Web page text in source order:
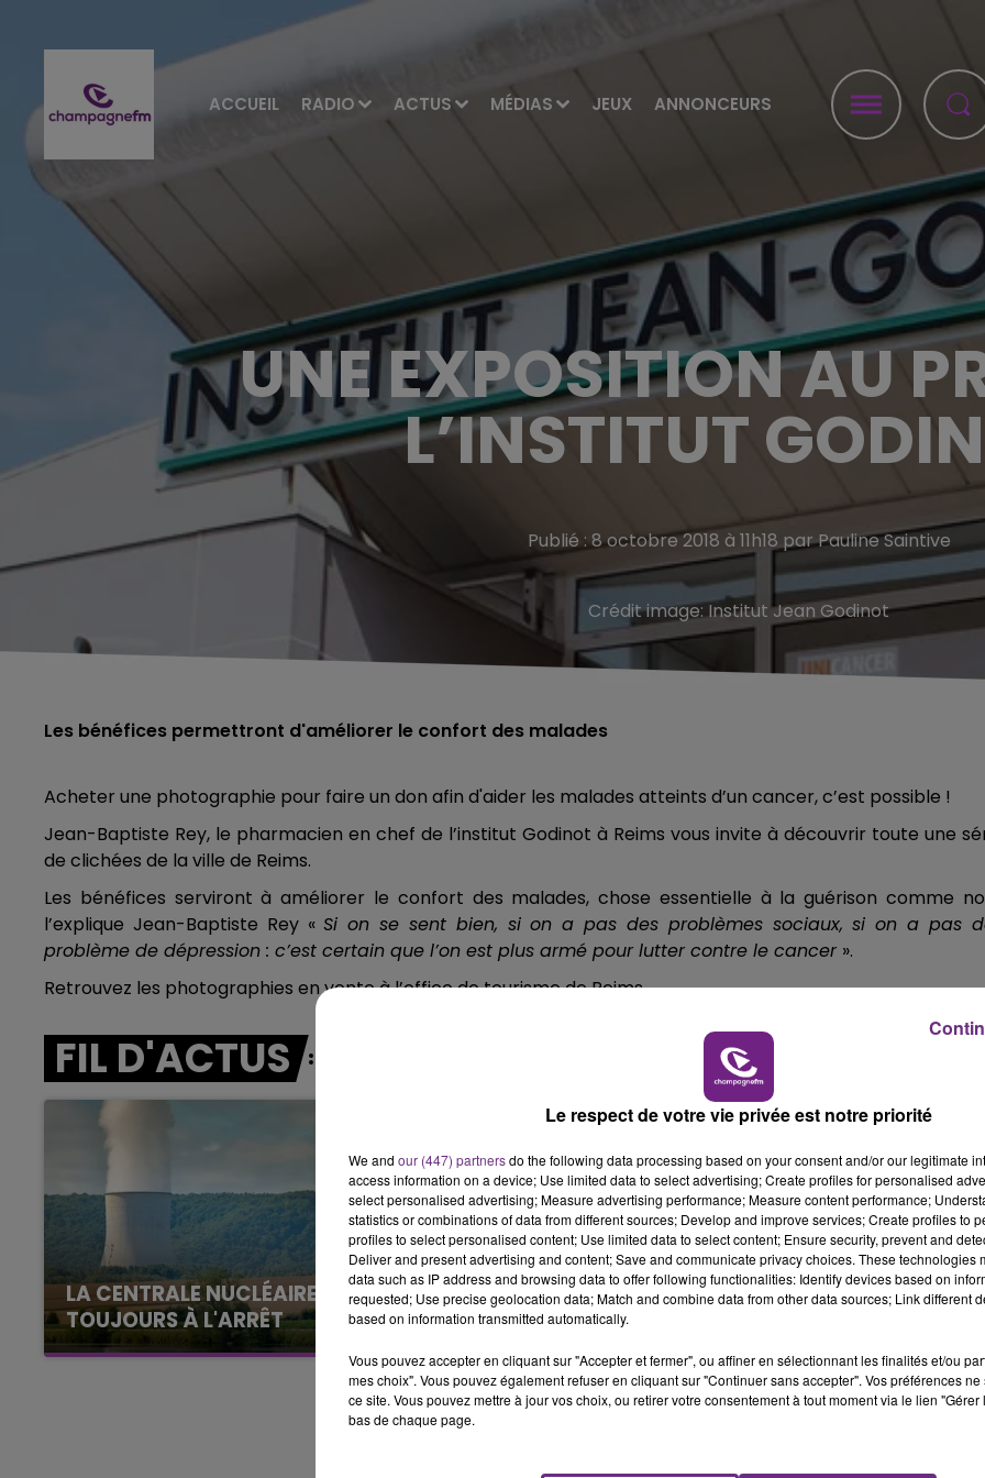
ACCUEIL RADIO ACTUS MÉDIAS JEUX ANNONCEURS
15h00 - 19h00
LA POP MACHINE - CHAMPAGNE FM
UNE EXPOSITION AU
L’INSTITUT
Publié : 8 octobre 2018 à 11h18 par Pauline Saintive
Crédit image:Institut Jean Godinot
Les bénéfices permettront d'améliorer le confort des malades
Acheter une photographie pour faire un don afin d'aider les malades atteints d’un cancer, c’est possible !
Jean-Baptiste Rey, le pharmacien en chef de l’institut Godinot à Reims vous invite à découvrir toute une
de clichées de la ville de Reims.
Les bénéfices serviront à améliorer le confort des malades, chose essentielle à la guérison comme
l’explique Jean-Baptiste Rey «Si on se sent bien, si on a pas des problèmes sociaux, si on a pas
problème de dépression : c’est certain que l’on est plus armé pour lutter contre le cancer ».
Retrouvez les photographies en vente à l’office de tourisme de Reims.
FIL D'ACTUS
LA CENTRALE NUCLÉAIRE DE CHOOZ
TOUJOURS À L'ARRÊT
Cela fait déjà une semaine que la centrale
nucléaire ardennaise est à l'arrêt. Une situation
justifiée par la sécheresse intense qui est
LE MAGASIN JOUÉCLUB DE REIMS FERME
SES PORTES
rémois. Le magasin JouéClub est contraint de
fermer ses portes.
Le respect de votre vie privée est notre priorité
We and our (447) partnersdo the following data processing based on your consent and/or our legitimate
access information on a device; Use limited data to select advertising; Create profiles for personalised
select personalised advertising; Measure advertising performance; Measure content performance;
statistics or combinations of data from different sources; Develop and improve services; Create profiles to
profiles to select personalised content; Use limited data to select content; Ensure security, prevent and
Deliver and present advertising and content; Save and communicate privacy choices. These technologies
data such as IP address and browsing data to offer following functionalities: Identify devices based on
requested; Use precise geolocation data; Match and combine data from other data sources; Link different
based on information transmitted automatically.
Vous pouvez accepter en cliquant sur "Accepter et fermer", ou affiner en sélectionnant les finalités et/ou
mes choix". Vous pouvez également refuser en cliquant sur "Continuer sans accepter". Vos préférences
ce site. Vous pouvez mettre à jour vos choix, ou retirer votre consentement à tout moment via le lien
bas de chaque page.